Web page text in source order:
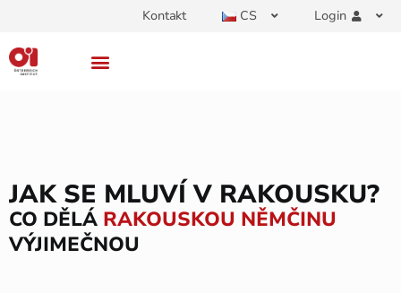
Kontakt CS Login
JAK SE MLUVÍ V RAKOUSKU?
CO DĚLÁ RAKOUSKOU NĚMČINU
VÝJIMEČNOU